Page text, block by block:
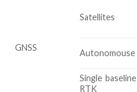
GNSS
Satellites
Autonomouse
Single baseline
RTK